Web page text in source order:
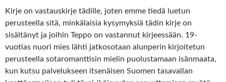
Kirje on vastauskirje tädille, joten emme tiedä luetun
perusteella sitä, minkälaisia kysymyksiä tädin kirje on
sisältänyt ja joihin Teppo on vastannut kirjeessään. 19-
vuotias nuori mies lähti jatkosotaan alunperin kirjoitetun
perusteella sotaromanttisin mielin puolustamaan isänmaata,
kun kutsu palvelukseen itsenäisen Suomen tasavallan